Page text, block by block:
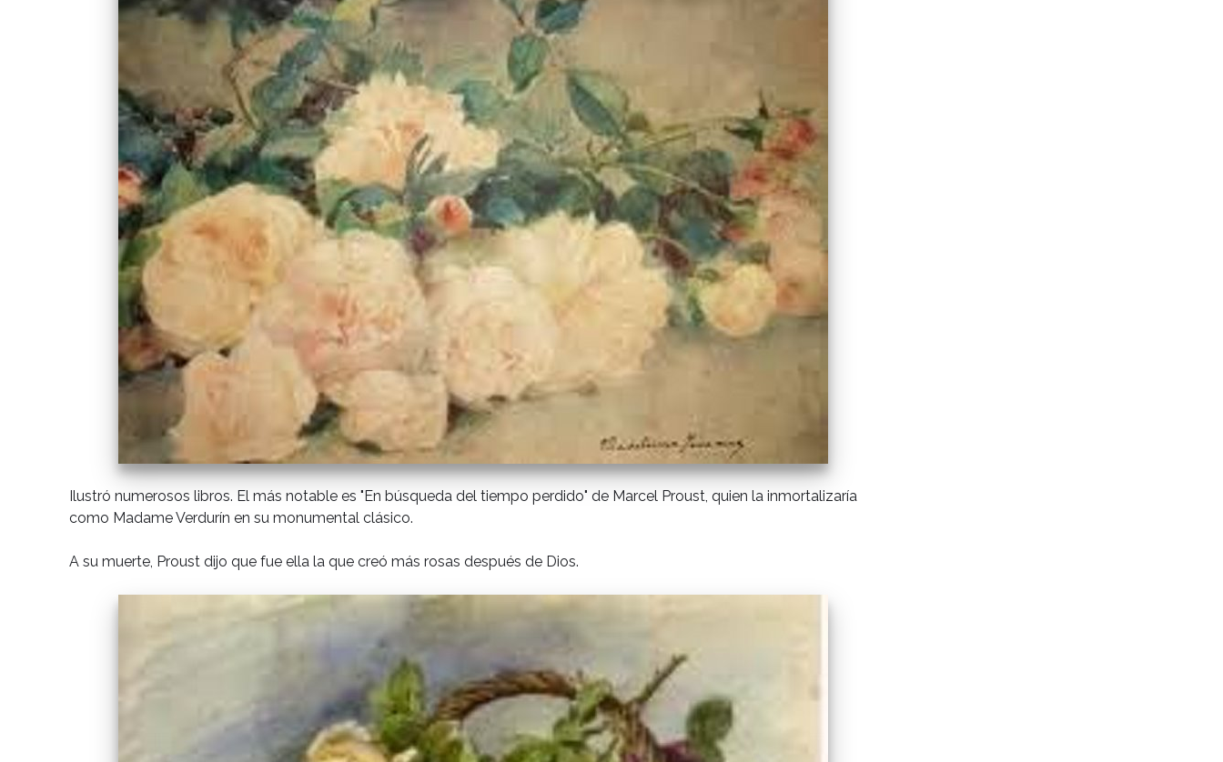
Ilustró numerosos libros. El más notable es "En búsqueda del tiempo perdido" de Marcel Proust, quien la inmortalizaría
como Madame Verdurín en su monumental clásico.
A su muerte, Proust dijo que fue ella la que creó más rosas después de Dios.